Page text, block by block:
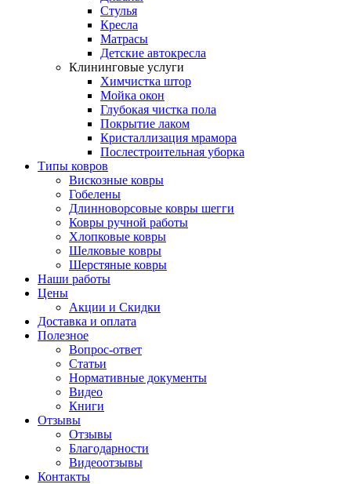
Стулья
Кресла
Матрасы
Детские автокресла
Клининговые услуги
Химчистка штор
Мойка окон
Глубокая чистка пола
Покрытие лаком
Кристаллизация мрамора
Послестроительная уборка
Типы ковров
Вискозные ковры
Гобелены
Длинноворсовые ковры шегги
Ковры ручной работы
Хлопковые ковры
Шелковые ковры
Шерстяные ковры
Наши работы
Цены
Акции и Скидки
Доставка и оплата
Полезное
Вопрос-ответ
Статьи
Нормативные документы
Видео
Книги
Отзывы
Отзывы
Благодарности
Видеоотзывы
Контакты